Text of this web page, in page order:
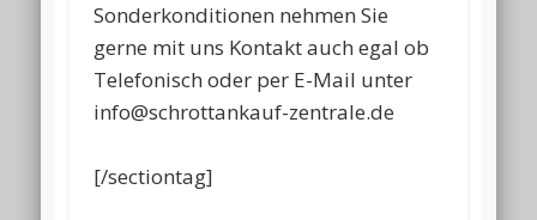
Sonderkonditionen nehmen Sie
gerne mit uns Kontakt auch egal ob
Telefonisch oder per E-Mail unter
info@schrottankauf-zentrale.de
[/sectiontag]